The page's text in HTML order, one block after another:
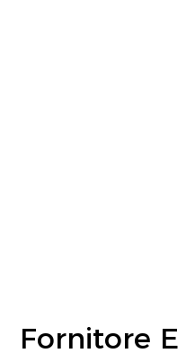
Fornitore